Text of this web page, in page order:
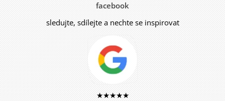
facebook
sledujte, sdílejte a nechte se inspirovat
★★★★★